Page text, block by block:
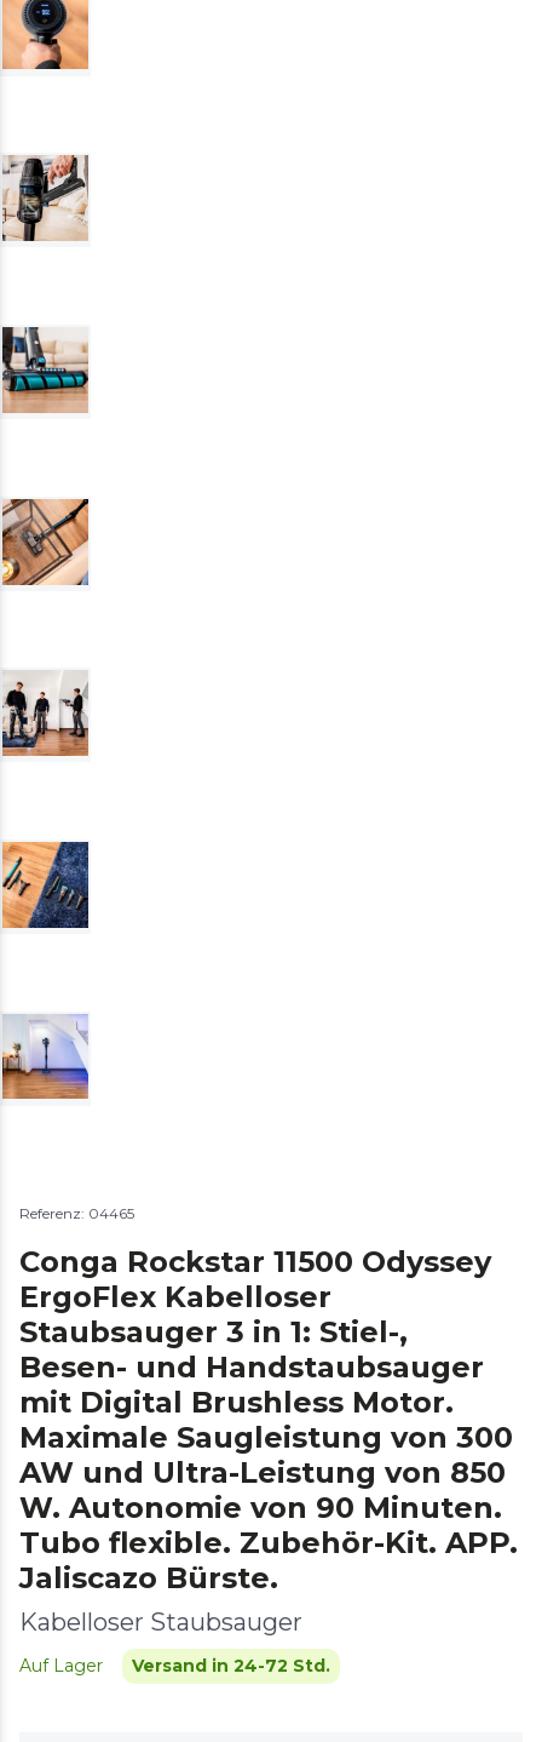
Referenz: 04465
Conga Rockstar 11500 Odyssey
ErgoFlex Kabelloser
Staubsauger 3 in 1: Stiel-,
Besen- und Handstaubsauger
mit Digital Brushless Motor.
Maximale Saugleistung von 300
AW und Ultra-Leistung von 850
W. Autonomie von 90 Minuten.
Tubo flexible. Zubehör-Kit. APP.
Jaliscazo Bürste.
Kabelloser Staubsauger
Auf Lager Versand in 24-72 Std.